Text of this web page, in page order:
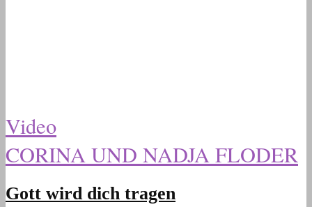
Video
CORINA UND NADJA FLODER
Gott wird dich tragen